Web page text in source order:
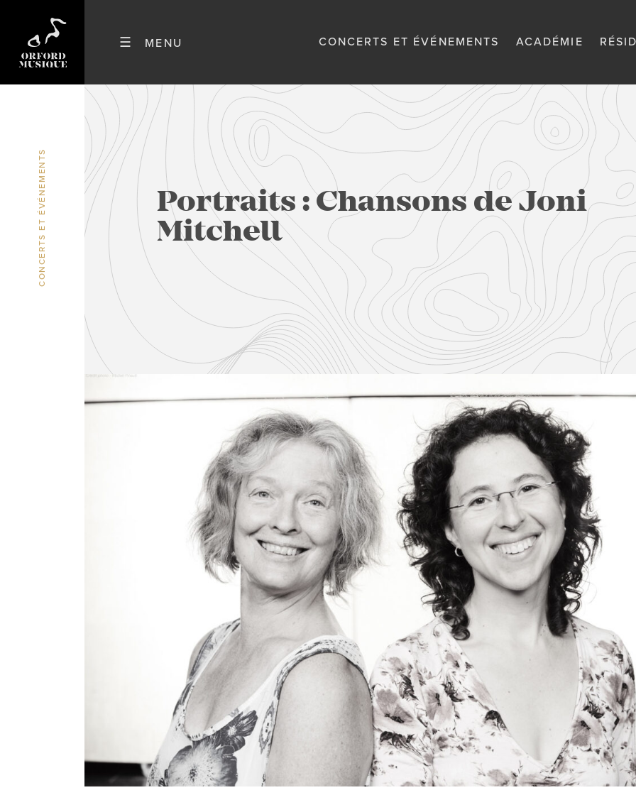
CONCERTS ET ÉVÉNEMENTS ACADÉMIE
CONCERTS ET ÉVÉNEMENTS Portraits : Chansons de Joni
Mitchell